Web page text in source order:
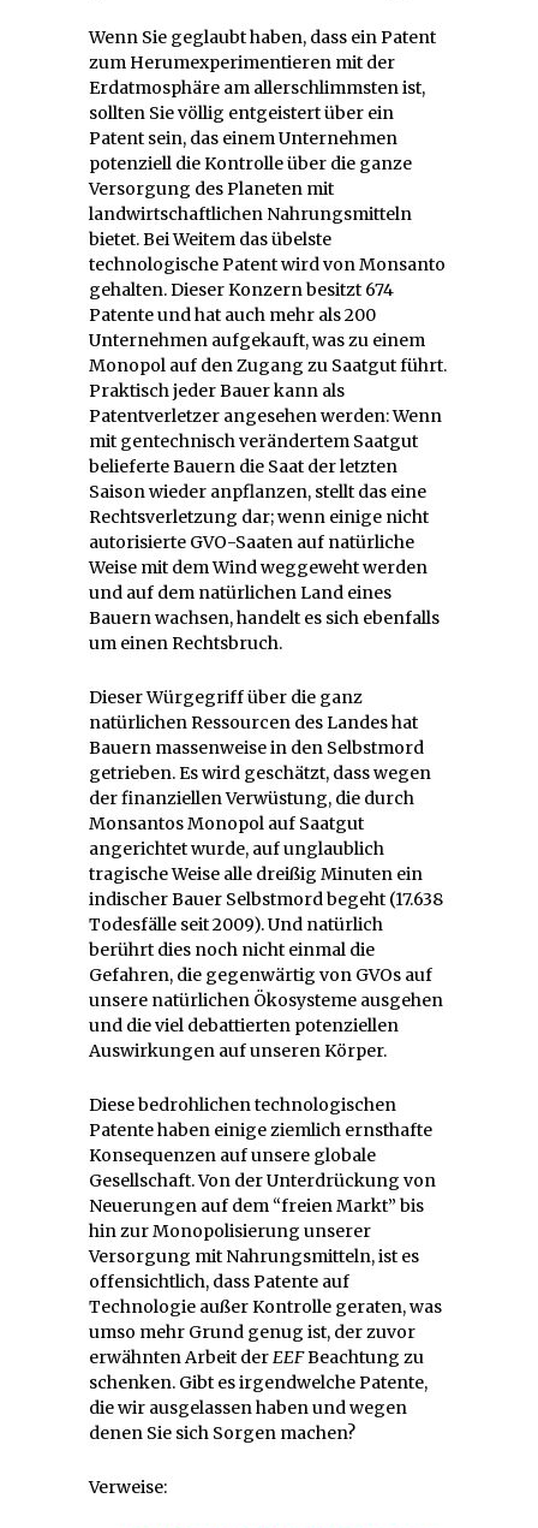
Wenn Sie geglaubt haben, dass ein Patent
zum Herumexperimentieren mit der
Erdatmosphäre am allerschlimmsten ist,
sollten Sie völlig entgeistert über ein
Patent sein, das einem Unternehmen
potenziell die Kontrolle über die ganze
Versorgung des Planeten mit
landwirtschaftlichen Nahrungsmitteln
bietet. Bei Weitem das übelste
technologische Patent wird von Monsanto
gehalten. Dieser Konzern besitzt 674
Patente und hat auch mehr als 200
Unternehmen aufgekauft, was zu einem
Monopol auf den Zugang zu Saatgut führt.
Praktisch jeder Bauer kann als
Patentverletzer angesehen werden: Wenn
mit gentechnisch verändertem Saatgut
belieferte Bauern die Saat der letzten
Saison wieder anpflanzen, stellt das eine
Rechtsverletzung dar; wenn einige nicht
autorisierte GVO-Saaten auf natürliche
Weise mit dem Wind weggeweht werden
und auf dem natürlichen Land eines
Bauern wachsen, handelt es sich ebenfalls
um einen Rechtsbruch.
Dieser Würgegriff über die ganz
natürlichen Ressourcen des Landes hat
Bauern massenweise in den Selbstmord
getrieben. Es wird geschätzt, dass wegen
der finanziellen Verwüstung, die durch
Monsantos Monopol auf Saatgut
angerichtet wurde, auf unglaublich
tragische Weise alle dreißig Minuten ein
indischer Bauer Selbstmord begeht (17.638
Todesfälle seit 2009). Und natürlich
berührt dies noch nicht einmal die
Gefahren, die gegenwärtig von GVOs auf
unsere natürlichen Ökosysteme ausgehen
und die viel debattierten potenziellen
Auswirkungen auf unseren Körper.
Diese bedrohlichen technologischen
Patente haben einige ziemlich ernsthafte
Konsequenzen auf unsere globale
Gesellschaft. Von der Unterdrückung von
Neuerungen auf dem “freien Markt” bis
hin zur Monopolisierung unserer
Versorgung mit Nahrungsmitteln, ist es
offensichtlich, dass Patente auf
Technologie außer Kontrolle geraten, was
umso mehr Grund genug ist, der zuvor
erwähnten Arbeit derEEFBeachtung zu
schenken. Gibt es irgendwelche Patente,
die wir ausgelassen haben und wegen
denen Sie sich Sorgen machen?
Verweise: